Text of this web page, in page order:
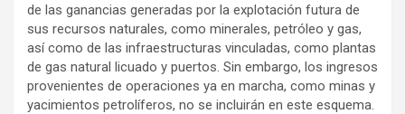
de las ganancias generadas por la explotación futura de
sus recursos naturales, como minerales, petróleo y gas,
así como de las infraestructuras vinculadas, como plantas
de gas natural licuado y puertos. Sin embargo, los ingresos
provenientes de operaciones ya en marcha, como minas y
yacimientos petrolíferos, no se incluirán en este esquema.